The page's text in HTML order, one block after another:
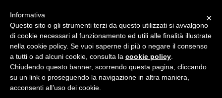
SINDACATO UNISIN: Buon 8 marzo
×
Informativa
Questo sito o gli strumenti terzi da questo utilizzati si avvalgono
di cookie necessari al funzionamento ed utili alle finalità illustrate
nella cookie policy. Se vuoi saperne di più o negare il consenso
a tutti o ad alcuni cookie, consulta la cookie policy
Chiudendo questo banner, scorrendo questa pagina, cliccando
su un link o proseguendo la navigazione in altra maniera,
acconsenti all’uso dei cookie.